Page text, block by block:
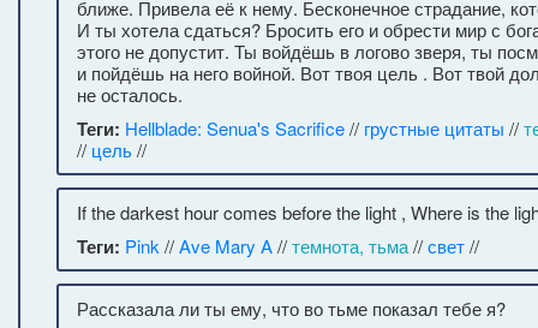
ближе. Привела её к нему. Бесконечное страдание,
И ты хотела сдаться? Бросить его и обрести мир с
этого не допустит. Ты войдёшь в логово зверя, ты
и пойдёшь на него войной. Вот твоя цель . Вот твой
не осталось.
Теги: Hellblade: Senua's Sacrifice// грустные цитаты //
// цель//
If the darkest hour comes before the light , Where is the
Теги: Pink //Ave Mary A//темнота, тьма//свет//
Рассказала ли ты ему, что во тьме показал тебе я?